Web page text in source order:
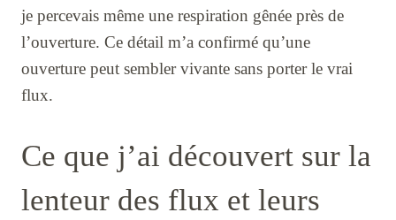
je percevais même une respiration gênée près de
l’ouverture. Ce détail m’a confirmé qu’une
ouverture peut sembler vivante sans porter le vrai
flux.
Ce que j’ai découvert sur la
lenteur des flux et leurs